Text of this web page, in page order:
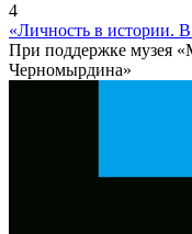
4
«Личность в истории.
При поддержке музея
Черномырдина»